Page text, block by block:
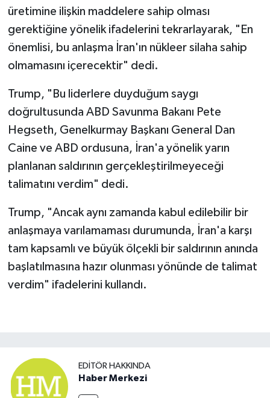
üretimine ilişkin maddelere sahip olması
gerektiğine yönelik ifadelerini tekrarlayarak, "En
önemlisi, bu anlaşma İran'ın nükleer silaha sahip
olmamasını içerecektir" dedi.
Trump, "Bu liderlere duyduğum saygı
doğrultusunda ABD Savunma Bakanı Pete
Hegseth, Genelkurmay Başkanı General Dan
Caine ve ABD ordusuna, İran'a yönelik yarın
planlanan saldırının gerçekleştirilmeyeceği
talimatını verdim" dedi.
Trump, "Ancak aynı zamanda kabul edilebilir bir
anlaşmaya varılamaması durumunda, İran'a karşı
tam kapsamlı ve büyük ölçekli bir saldırının anında
başlatılmasına hazır olunması yönünde de talimat
verdim" ifadelerini kullandı.
EDITÖR HAKKINDA
Haber Merkezi